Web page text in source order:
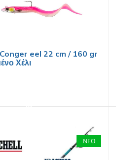
eel 22 cm / 160 gr
Χέλι
ΝΕΟ